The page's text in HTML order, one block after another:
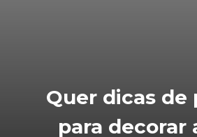
Quer dicas de
para decorar